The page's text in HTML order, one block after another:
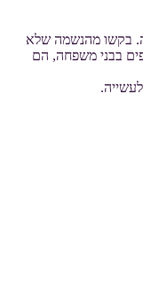
בקשו מהנשמה שלא
בבני משפחה, הם